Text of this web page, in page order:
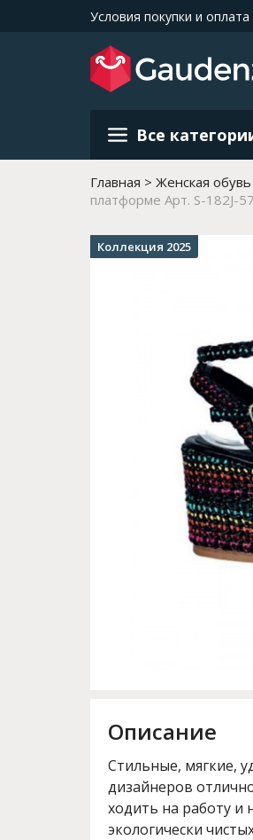
Условия покупки и оплата
Все
Главная Женская обувь
платформе Арт. S-182J-
Коллекция 2025
Описание
Стильные, мягкие,
дизайнеров
ходить на работу и
экологически